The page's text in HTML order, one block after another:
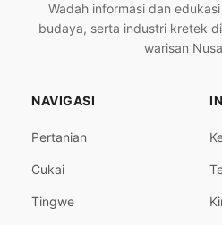
Wadah informasi dan
budaya, serta industri kretek
warisan
NAVIGASI
Pertanian
Cukai
Tingwe